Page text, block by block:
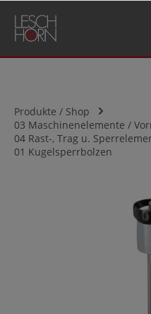
springen
Produkte / Shop
03 Maschinenelemente /
04 Rast-, Trag u.
01 Kugelsperrbolzen
Bildergalerie